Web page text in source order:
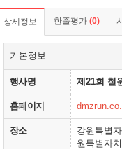
상세정보 한줄평가 (0)
기본정보
행사명 제21회 철
홈페이지
장소
강원특별
원특별자